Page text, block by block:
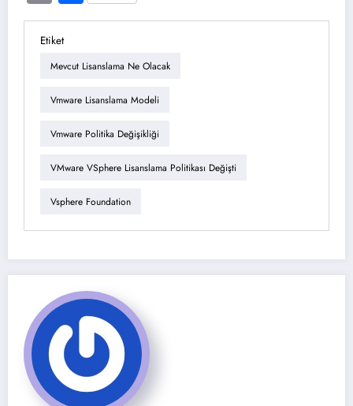
Etiket
Mevcut Lisanslama Ne Olacak
Vmware Lisanslama Modeli
Vmware Politika Değişikliği
VMware VSphere Lisanslama Politikası Değişti
Vsphere Foundation